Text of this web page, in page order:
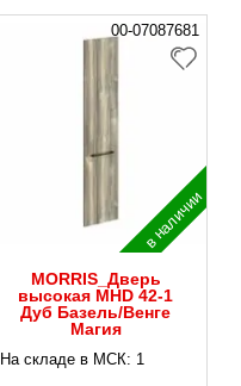
00-07087681
в наличии
MORRIS_Дверь
высокая MHD 42-1
Дуб Базель/Венге
Магия
На складе в МСК: 1